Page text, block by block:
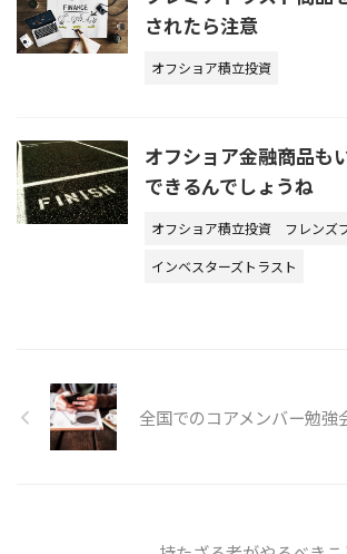
されたら注意
オフショア積立投資
オフショア金融商品も
できるんでしょうね
オフショア積立投資
フレンズ
インベスターズトラスト
全国でのコアメンバー勉強